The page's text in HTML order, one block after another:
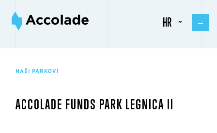
HR
NAŠI PARKOVI
ACCOLADE FUNDS PARK LEGNICA II